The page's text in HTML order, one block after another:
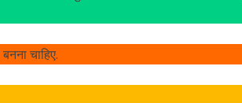
चाहिए.